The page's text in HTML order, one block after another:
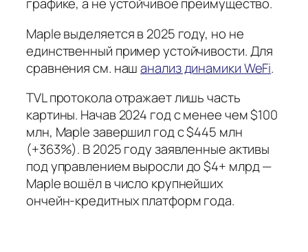
Maple выделяется в 2025 году, но не
единственный пример устойчивости. Для
сравнения см. нашанализ динамики WeFi.
TVL протокола отражает лишь часть
картины. Начав 2024 год с менее чем $100
млн, Maple завершил год с $445 млн
(+363%). В 2025 году заявленные активы
под управлением выросли до $4+ млрд —
Maple вошёл в число крупнейших
ончейн‑кредитных платформ года.